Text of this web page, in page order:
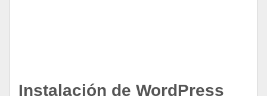
Instalación de WordPress